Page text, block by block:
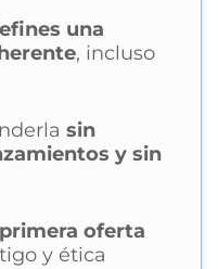
una
, incluso
sin
y sin
primera oferta
y ética